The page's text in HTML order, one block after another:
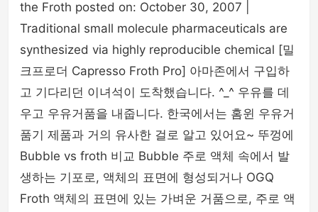
the Froth posted on: October 30, 2007 |
Traditional small molecule pharmaceuticals are
synthesized via highly reproducible chemical [밀
크프로더 Capresso Froth Pro] 아마존에서 구입하
고 기다리던 이녀석이 도착했습니다. ^_^ 우유를 데
우고 우유거품을 내줍니다. 한국에서는 홈윈 우유거
품기 제품과 거의 유사한 걸로 알고 있어요~ 뚜껑에
Bubble vs froth 비교 Bubble 주로 액체 속에서 발
생하는 기포로, 액체의 표면에 형성되거나 OGQ
Froth 액체의 표면에 있는 가벼운 거품으로, 주로 액